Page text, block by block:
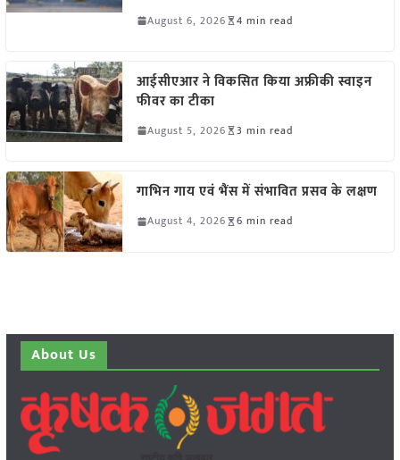
August 6, 2026 4 min read
आईसीएआर ने विकसित किया अफ्रीकी स्वाइन
फीवर का टीका
August 5, 2026 3 min read
गाभिन गाय एवं भैंस में संभावित प्रसव के लक्षण
August 4, 2026 6 min read
About Us